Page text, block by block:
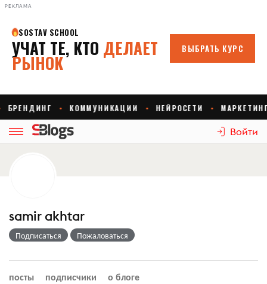
РЕКЛАМА
Войти
samir akhtar
Подписаться Пожаловаться
посты подписчики о блоге